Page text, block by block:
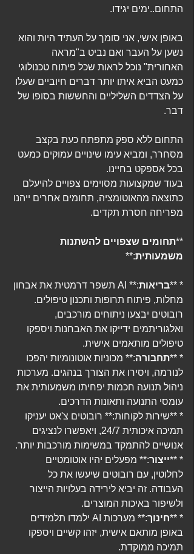
התחום..ימים יגידו.
באופן אישי, אני סומך על העתיד היות והוא
נשען על העבר ואם נביט ב"מראה
האחורית" נוכל לראות שכל פיתוח טכנולוגי
כמעט הביא איתו יותר דברים חיוביים שעלו
על הצדדים השליליים והחששות בסופו של
דבר.
התחום ללא ספק מתפתח כעת בקצב
מסחרר, ומביא עימו שינויים עמוקים כמעט
בכל אספקט בחיינו.
בעוד שמקצועות מסוימים צפויים להיעלם
כתוצאה מהאוטומציה, תחומים אחרים ייהנו
מפריחה חסרת תקדים.
**תחומים שצפויים להשתנות
משמעותית:**
* **בריאות
:** AI תשפר דרמטית את אבחון
מחלות, פיתוח תרופות ותכנון טיפולים.
רובוטים יבצעו ניתוחים מורכבים,
ואלגוריתמים ידייקו את האבחנות ויספקו
טיפולים מותאמים אישית.
* **תחבורה:** מכוניות אוטונומיות יהפכו
לנורמה, ויסירו את הצורך בנהגים. מערכות
ניהול תנועה חכמות יפחיתו משמעותית את
עומסי התנועה ותאונות הדרכים.
* **שירות לקוחות:** רובוטים צ'אט יעניקו
תמיכה איכותית 24/7, ויאפשרו לנציגים
אנושיים להתמקד במשימות מורכבות יותר.
* **ייצור:** מפעלים יהיו אוטומטיים
לחלוטין, עם רובוטים שיעשו את כל
העבודה. זה יביא לירידה בעלויות הייצור
ולשיפור באיכות המוצרים.
* **חינוך
:** מערכות AI ילמדו תלמידים
באופן מותאם אישית, יזהו קשיים ויספקו
תמיכה ממוקדת.